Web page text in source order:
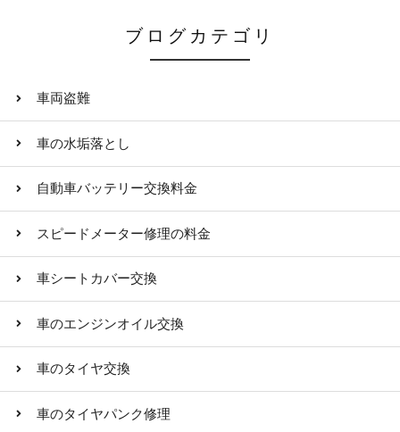
ブログカテゴリ
車両盗難
車の水垢落とし
自動車バッテリー交換料金
スピードメーター修理の料金
車シートカバー交換
車のエンジンオイル交換
車のタイヤ交換
車のタイヤパンク修理